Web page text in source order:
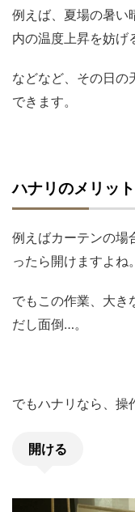
例えば、夏場の暑い
内の温度上昇を妨げ
などなど、その日の
できます。
ハナリのメリッ
例えばカーテンの場
ったら開けますよね。
でもこの作業、大き
だし面倒…。
でもハナリなら、
開ける